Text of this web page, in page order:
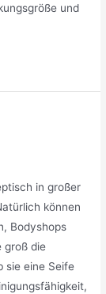
und
in großer
können
Bodyshops
groß die
sie eine Seife